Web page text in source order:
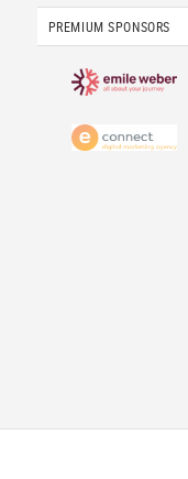
PREMIUM SPONSORS